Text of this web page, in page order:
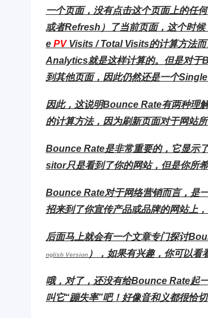
一个页面，没有点击这个页面上的任
或者Refresh）了当前页面，这个时
e PVVisits / Total Visits的计算方法
Analytics就是这样计算的。但是对于
到其他页面，因此仍然还是一个
因此，这说明Bounce Rate有两种理
的计算方法，因为刷新页面对于网站
Bounce Rate是非常重要的，它显示
sitor只是看到了你的网站，但是你所
Bounce Rate对于网络营销而言，是
招来到了你宣传产品或品牌的网站上
后面马上就会有一个文章专门探讨
nglish Version ），如果有兴趣，你可以
哦，对了，还没有给Bounce Rate起
叫它“蹦失率”吧！好像音和义都很恰